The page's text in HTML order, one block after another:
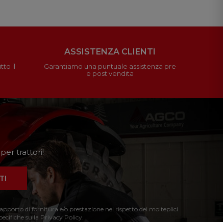
il
ASSISTENZA CLIENTI
Garantiamo una puntuale assistenza pre
e post vendita
trattori!
di fornitura e/o prestazione nel rispetto dei molteplici
sulla Privacy Policy.